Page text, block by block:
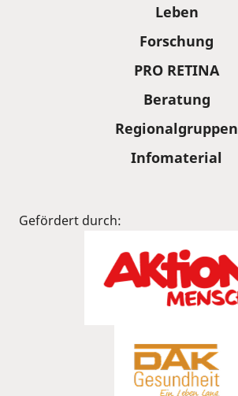
Leben
Forschung
PRO RETINA
Beratung
Regionalgruppen
Infomaterial
Gefördert durch: